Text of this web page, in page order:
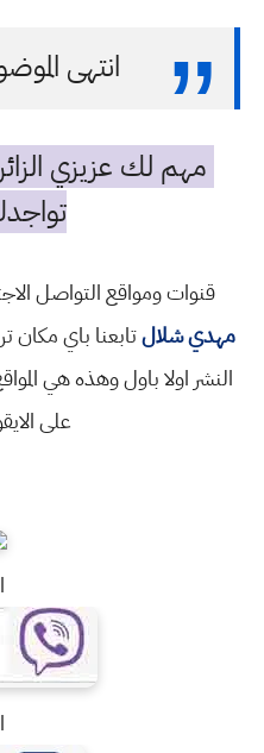
انتهى
مهم لك عزيزي
قنوات ومواقع التواصل
مهدي شلالتابعنا باي مكان
النشر اولا باول وهذه هي
على